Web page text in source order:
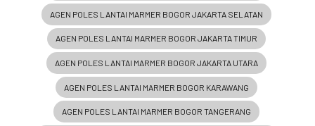
AGEN POLES LANTAI MARMER BOGOR JAKARTA SELATAN
AGEN POLES LANTAI MARMER BOGOR JAKARTA TIMUR
AGEN POLES LANTAI MARMER BOGOR JAKARTA UTARA
AGEN POLES LANTAI MARMER BOGOR KARAWANG
AGEN POLES LANTAI MARMER BOGOR TANGERANG